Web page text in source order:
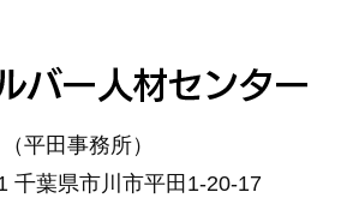
（平田事務所）
千葉県市川市平田1-20-17